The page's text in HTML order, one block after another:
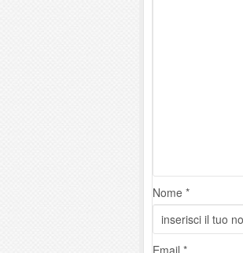
Nome *
Email *